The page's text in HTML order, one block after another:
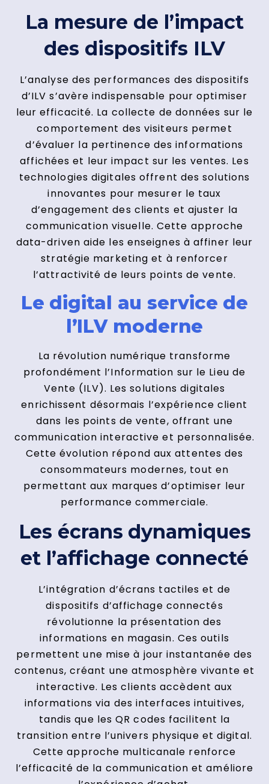
La mesure de l’impact
des dispositifs ILV
L’analyse des performances des dispositifs
d’ILV s’avère indispensable pour optimiser
leur efficacité. La collecte de données sur le
comportement des visiteurs permet
d’évaluer la pertinence des informations
affichées et leur impact sur les ventes. Les
technologies digitales offrent des solutions
innovantes pour mesurer le taux
d’engagement des clients et ajuster la
communication visuelle. Cette approche
data-driven aide les enseignes à affiner leur
stratégie marketing et à renforcer
l’attractivité de leurs points de vente.
Le digital au service de
l’ILV moderne
La révolution numérique transforme
profondément l’Information sur le Lieu de
Vente (ILV). Les solutions digitales
enrichissent désormais l’expérience client
dans les points de vente, offrant une
communication interactive et personnalisée.
Cette évolution répond aux attentes des
consommateurs modernes, tout en
permettant aux marques d’optimiser leur
performance commerciale.
Les écrans dynamiques
et l’affichage connecté
L’intégration d’écrans tactiles et de
dispositifs d’affichage connectés
révolutionne la présentation des
informations en magasin. Ces outils
permettent une mise à jour instantanée des
contenus, créant une atmosphère vivante et
interactive. Les clients accèdent aux
informations via des interfaces intuitives,
tandis que les QR codes facilitent la
transition entre l’univers physique et digital.
Cette approche multicanale renforce
l’efficacité de la communication et améliore